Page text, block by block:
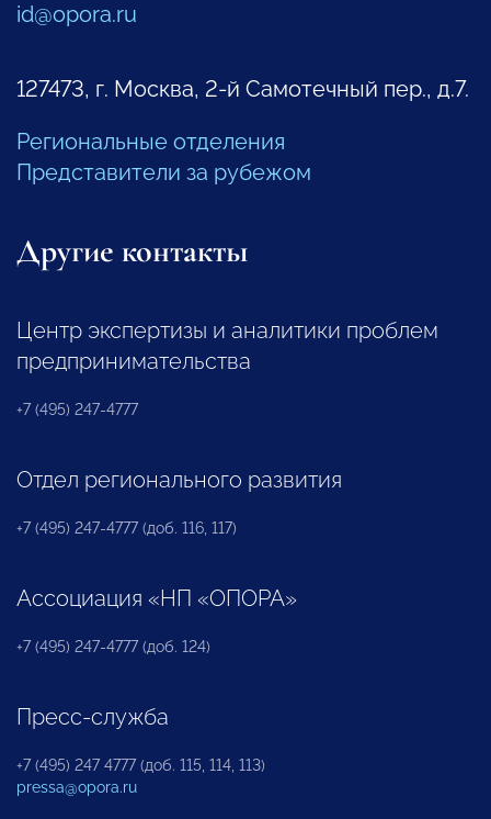
id@opora.ru
127473, г. Москва, 2-й Самотечный пер., д.7.
Региональные отделения
Представители за рубежом
Другие контакты
Центр экспертизы и аналитики проблем
предпринимательства
+7 (495) 247-4777
Отдел регионального развития
+7 (495) 247-4777 (доб. 116, 117)
Ассоциация «НП «ОПОРА»
+7 (495) 247-4777 (доб. 124)
Пресс-служба
+7 (495) 247 4777 (доб. 115, 114, 113)
pressa@opora.ru